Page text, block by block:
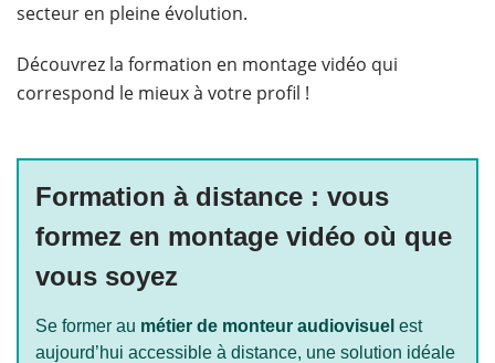
secteur en pleine évolution.
Découvrez la formation en montage vidéo qui
correspond le mieux à votre profil !
Formation à distance : vous
formez en montage vidéo où que
vous soyez
Se former au métier de monteur audiovisuel est
aujourd’hui accessible à distance, une solution idéale